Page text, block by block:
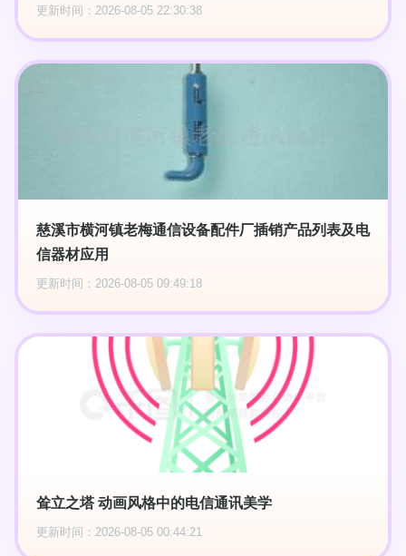
更新时间：2026-08-05 22:30:38
慈溪市横河镇老梅通信设备配件厂插销产品列表及电
信器材应用
更新时间：2026-08-05 09:49:18
耸立之塔 动画风格中的电信通讯美学
更新时间：2026-08-05 00:44:21